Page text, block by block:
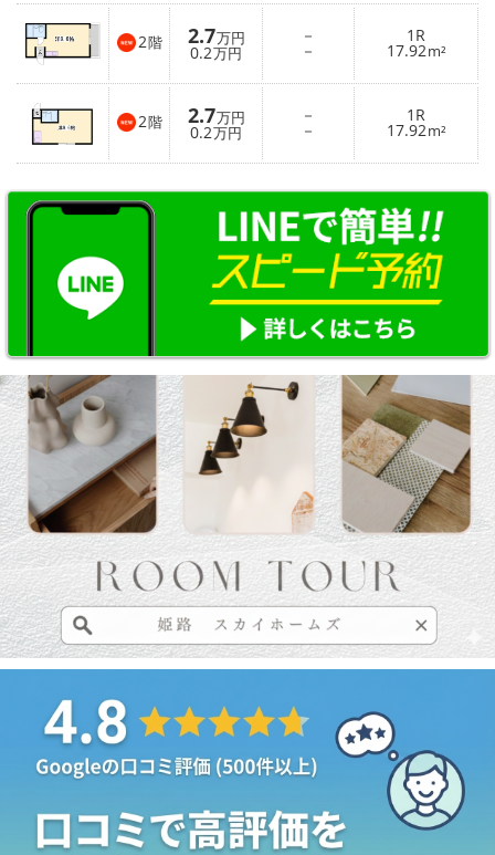
2階 2.7万円
0.2万円
－
－
1R
17.92m²
2階 2.7万円
0.2万円
－
－
1R
17.92m²